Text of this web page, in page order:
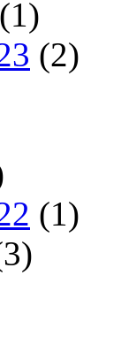
(1)
(2)
(1)